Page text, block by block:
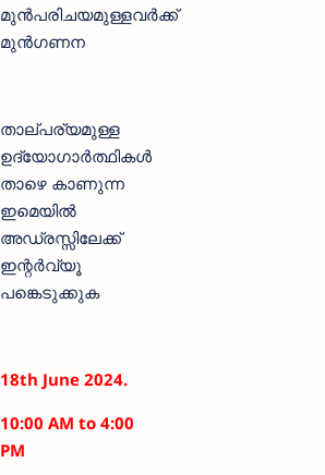
മുൻപരിചയമുള്ളവർക്ക്
മുൻഗണന
താല്പര്യമുള്ള
ഉദ്യോഗാർത്ഥികൾ
താഴെ കാണുന്ന
ഇമെയിൽ
അഡ്രസ്സിലേക്ക്
ഇന്റർവ്യൂ
പങ്കെടുക്കുക
18th June 2024.
10:00 AM to 4:00
PM